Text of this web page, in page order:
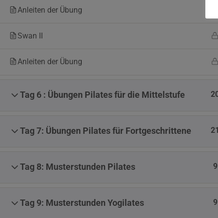
Anleiten der Übung
Swan II
Anleiten der Übung
Tag 6 : Übungen Pilates für die Mittelstufe
Tag 7: Übungen Pilates für Fortgeschrittene
Tag 8: Musterstunden Pilates 9
Tag 9: Musterstunden Yogilates 9